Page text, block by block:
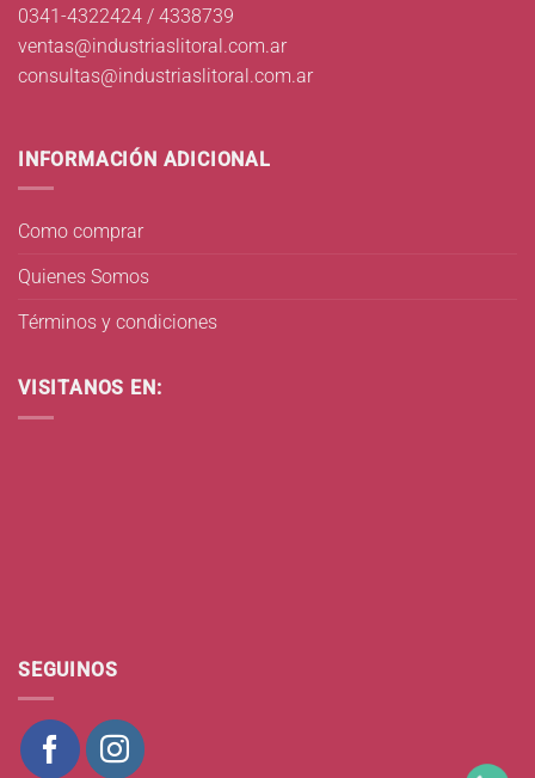
0341-4322424 / 4338739
ventas@industriaslitoral.com.ar
consultas@industriaslitoral.com.ar
INFORMACIÓN ADICIONAL
Como comprar
Quienes Somos
Términos y condiciones
VISITANOS EN:
SEGUINOS